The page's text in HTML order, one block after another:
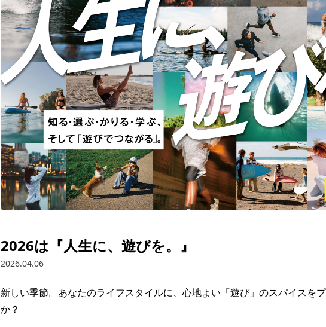
キッズ メンズ水着/ラッシュガード
ストライダー/バイク/その他
FASHIONTOP
スキムボード GO サーフセット
SURFTOP
スノーボードグローブ キッズスノーボード
スノーボードグッズ スノーボードメンテナンスグッズ
SNOWTOP
SKATETOP
2026は『人生に、遊びを。』
2026.04.06
新しい季節。あなたのライフスタイルに、心地よい「遊び」のスパイスを
か？